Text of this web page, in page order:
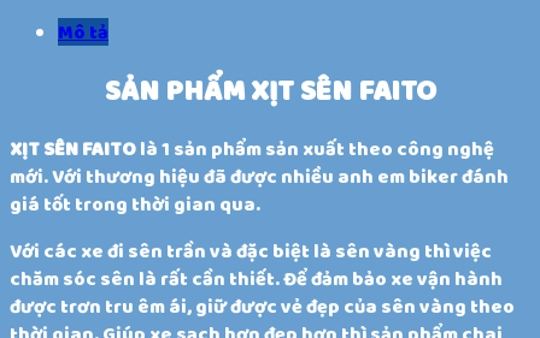
Mô tả
SẢN PHẨM XỊT SÊN FAITO
XỊT SÊN FAITOlà 1 sản phẩm sản xuất theo công nghệ
mới. Với thương hiệu đã được nhiều anh em biker đánh
giá tốt trong thời gian qua.
Với các xe đi sên trần và đặc biệt là sên vàng thì việc
chăm sóc sên là rất cần thiết. Để đảm bảo xe vận hành
được trơn tru êm ái, giữ được vẻ đẹp của sên vàng theo